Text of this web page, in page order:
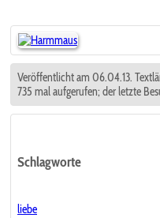
Veröffentlicht am 06.04.13.
735 mal aufgerufen; der letzte
Schlagworte
liebe